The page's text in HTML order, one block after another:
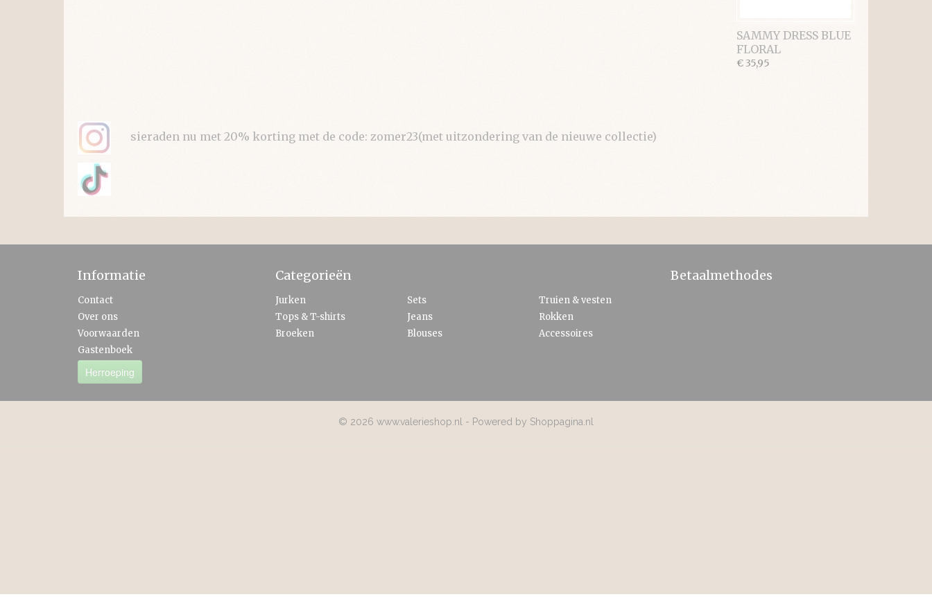
SAMMY DRESS BLUE
FLORAL
€ 35,95
sieraden nu met 20% korting met de code: zomer23(met uitzondering van de nieuwe collectie)
Informatie
Contact
Over ons
Voorwaarden
Gastenboek
Herroeping
Categorieën
Jurken
Tops & T-shirts
Broeken
Sets
Jeans
Blouses
Truien & vesten
Rokken
Accessoires
Betaalmethodes
© 2026 www.valerieshop.nl - Powered by Shoppagina.nl